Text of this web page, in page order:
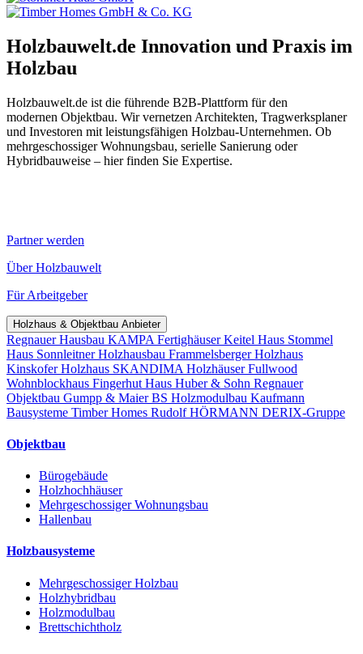
Holzbauwelt.de Innovation und Praxis im
Holzbau
Holzbauwelt.de ist die führende B2B-Plattform für den
modernen Objektbau. Wir vernetzen Architekten, Tragwerksplaner
und Investoren mit leistungsfähigen Holzbau-Unternehmen. Ob
mehrgeschossiger Wohnungsbau, serielle Sanierung oder
Hybridbauweise – hier finden Sie Expertise.
Partner werden
Über Holzbauwelt
Für Arbeitgeber
Holzhaus & Objektbau Anbieter
Regnauer Hausbau KAMPA FertighäuserKeitel Haus Stommel
Haus Sonnleitner Holzhausbau Frammelsberger Holzhaus
Kinskofer Holzhaus SKANDIMA HolzhäuserFullwood
Wohnblockhaus Fingerhut Haus Huber & Sohn Regnauer
Objektbau Gumpp & MaierBS Holzmodulbau Kaufmann
Bausysteme Timber Homes Rudolf HÖRMANN DERIX-Gruppe
Objektbau
Bürogebäude
Holzhochhäuser
Mehrgeschossiger Wohnungsbau
Hallenbau
Holzbausysteme
Mehrgeschossiger Holzbau
Holzhybridbau
Holzmodulbau
Brettschichtholz